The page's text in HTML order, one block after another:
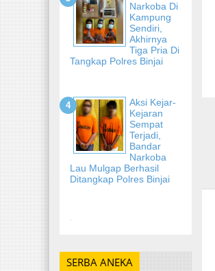
Narkoba Di
Kampung
Sendiri,
Akhirnya
Tiga Pria Di
Tangkap Polres Binjai
Aksi Kejar-
Kejaran
Sempat
Terjadi,
Bandar
Narkoba
Lau Mulgap Berhasil
Ditangkap Polres Binjai
-
SERBA ANEKA